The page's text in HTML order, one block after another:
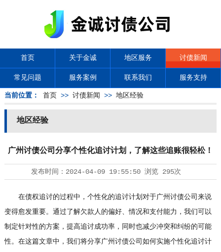
首页 关于金诚 地区服务 讨债新闻
常见问题 服务案例 联系我们 服务支持
当前位置： 首页 >> 讨债新闻 >> 地区经验
地区经验
广州讨债公司分享个性化追讨计划，了解这些追账很轻松！
发布时间： 2024-04-09 19:55:50浏览 295次
在债权追讨的过程中，个性化的追讨计划对于广州讨债公司 来说
变得愈发重要。通过了解欠款人的偏好、情况和支付能力，我们可以
制定针对性的方案，提高追讨成功率，同时也减少冲突和纠纷的可能
性。在这篇文章中，我们将分享广州讨债公司如何实施个性化追讨计